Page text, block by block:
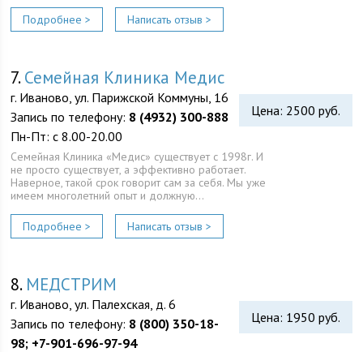
Подробнее > Написать отзыв >
7.Семейная Клиника Медис
Цена: 2500 руб.
г. Иваново, ул. Парижской Коммуны, 16
Запись по телефону: 8 (4932) 300-888
Пн-Пт: с 8.00-20.00
Семейная Клиника «Медис» существует с 1998г. И
не просто существует, а эффективно работает.
Наверное, такой срок говорит сам за себя. Мы уже
имеем многолетний опыт и должную…
Подробнее > Написать отзыв >
8. МЕДСТРИМ
Цена: 1950 руб.
г. Иваново, ул. Палехская, д. 6
Запись по телефону: 8 (800) 350-18-
98; +7-901-696-97-94